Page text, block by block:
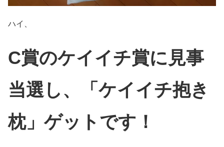
ハイ、
C賞のケイイチ賞に見事
当選し、「ケイイチ抱き
枕」ゲットです！